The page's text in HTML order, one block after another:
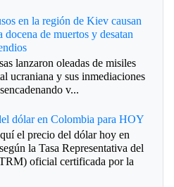
en la región de Kiev causan
docena de muertos y desatan
lanzaron oleadas de misiles
ucraniana y sus inmediaciones
v...
dólar en Colombia para HOY
el precio del dólar hoy en
la Tasa Representativa del
oficial certificada por la